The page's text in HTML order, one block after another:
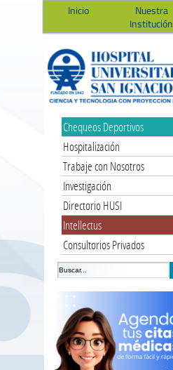
Inicio
Nuestra
Institución
Chequeos Deportivos
Hospitalización
Trabaje con Nosotros
Investigación
Directorio HUSI
Intellectus
Consultorios Privados